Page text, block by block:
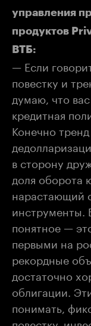
управления
продуктов
ВТБ:
— Если
повестку и
думаю, что
кредитная
Конечно
в сторону
доля
нарастающий
инструменты.
понятное —
первыми на
рекордные
достаточно
облигации.
понимать,